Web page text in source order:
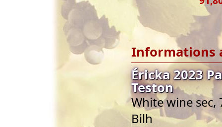
Informations
Éricka 2023
Teston
White wine sec,
Bilh